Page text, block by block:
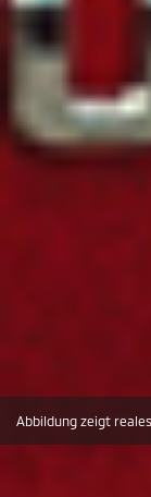
Abbildung zeigt